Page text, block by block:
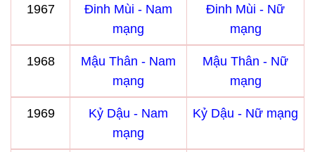
1967
Đinh Mùi - Nam
mạng
Đinh Mùi - Nữ
mạng
1968
Mậu Thân - Nam
mạng
Mậu Thân - Nữ
mạng
1969
Kỷ Dậu - Nam
mạng
Kỷ Dậu - Nữ mạng